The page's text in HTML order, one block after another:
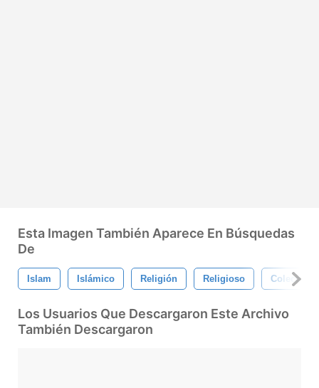
Esta Imagen También Aparece En Búsquedas
De
Islam Islámico Religión Religioso Colección
Los Usuarios Que Descargaron Este Archivo
También Descargaron